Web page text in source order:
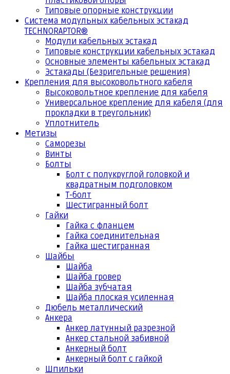
Типовые опорные конструкции
Система модульных кабельных эстакад
TECHNORAPTOR®
Модули кабельных эстакад
Типовые конструкции кабельных эстакад
Основные элементы кабельных эстакад
Эстакады (Безригельные решения)
Крепления для высоковольтного кабеля
Высоковольтное крепление для кабеля
Универсальное крепление для кабеля (для
прокладки в треугольник)
Уплотнитель
Метизы
Саморезы
Винты
Болты
Болт с полукруглой головкой и
квадратным подголовком
Т-болт
Шестигранный болт
Гайки
Гайка с фланцем
Гайка соединительная
Гайка шестигранная
Шайбы
Шайба
Шайба гровер
Шайба зубчатая
Шайба плоская усиленная
Дюбель металлический
Анкера
Анкер латунный разрезной
Анкер стальной забивной
Анкерный болт
Анкерный болт с гайкой
Шпильки